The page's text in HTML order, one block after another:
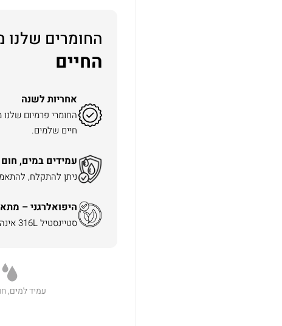
החומרים שלנו
החיים
אחריות לשנה
החומרי פרמיום
חיים שלמים.
עמידים במים, חום
ניתן להתקלח,
היפואלרגני –
סטיינסטיל 316L אינה משחירה ואינה מגרה את העור.
עמיד למים,